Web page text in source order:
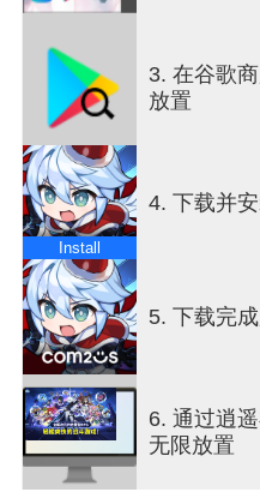
精心养成的角色就只在
多达一兆种的外型组合
● 不灭的存在也有成长的
超越时速的急速成长趣味
无限成长的诱惑，绝对
● 随时随地享受刷装备的
不灭的存在也无法抵挡装
通过狩猎或制作，满足
获取梦寐以求的外型与超
● 在居所中制作专属灵魂
通过炼金术打造属于自
制作料理、制作酷炫的衣
3. 在谷歌
放置
Install
4. 下载并
5. 下载完
6. 通过逍
无限放置